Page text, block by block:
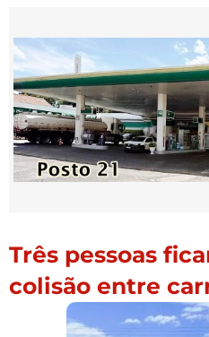
Três pessoas
colisão entre